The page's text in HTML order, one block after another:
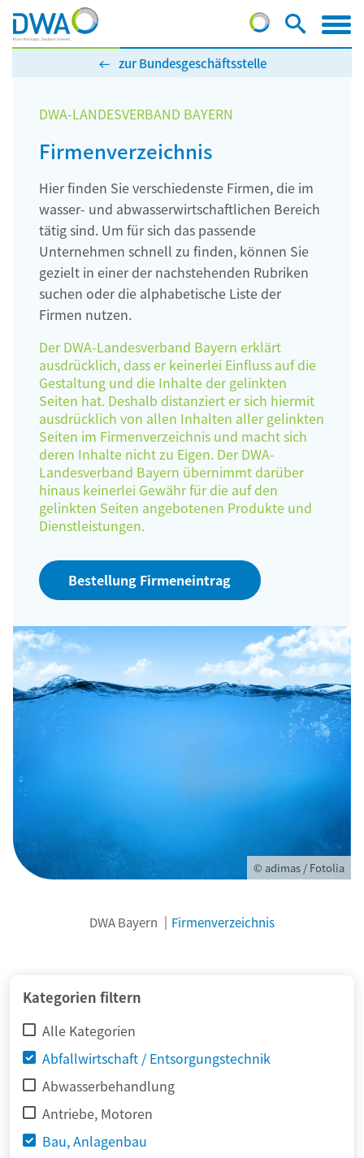
zur Bundesgeschäftsstelle
DWA-LANDESVERBAND BAYERN
Firmenverzeichnis
Hier finden Sie verschiedenste Firmen, die im
wasser- und abwasserwirtschaftlichen Bereich
tätig sind. Um für sich das passende
Unternehmen schnell zu finden, können Sie
gezielt in einer der nachstehenden Rubriken
suchen oder die alphabetische Liste der
Firmen nutzen.
Der DWA-Landesverband Bayern erklärt
ausdrücklich, dass er keinerlei Einfluss auf die
Gestaltung und die Inhalte der gelinkten
Seiten hat. Deshalb distanziert er sich hiermit
ausdrücklich von allen Inhalten aller gelinkten
Seiten im Firmenverzeichnis und macht sich
deren Inhalte nicht zu Eigen. Der DWA-
Landesverband Bayern übernimmt darüber
hinaus keinerlei Gewähr für die auf den
gelinkten Seiten angebotenen Produkte und
Dienstleistungen.
Bestellung Firmeneintrag
© adimas / Fotolia
DWA Bayern Firmenverzeichnis
Kategorien filtern
Alle Kategorien
Abfallwirtschaft / Entsorgungstechnik
Abwasserbehandlung
Antriebe, Motoren
Bau, Anlagenbau